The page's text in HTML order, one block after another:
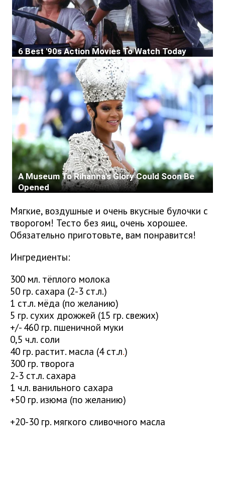
Мягкие, воздушные и очень вкусные булочки с
творогом! Тесто без яиц, очень хорошее.
Обязательно приготовьте, вам понравится!
Ингредиенты:
300 мл. тёплого молока
50 гр. сахара (2-3 ст.л.)
1 ст.л. мёда (по желанию)
5 гр. сухих дрожжей (15 гр. свежих)
+/- 460 гр. пшеничной муки
0,5 ч.л. соли
40 гр. растит. масла (4 ст.л.)
300 гр. творога
2-3 ст.л. сахара
1 ч.л. ванильного сахара
+50 гр. изюма (по желанию)
+20-30 гр. мягкого сливочного масла